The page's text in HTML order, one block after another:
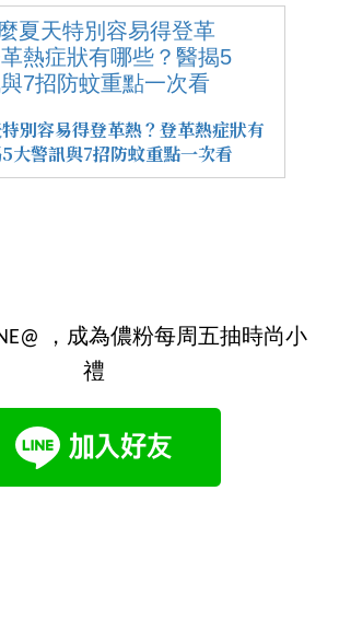
別容易得登革熱？登革熱症狀有
大警訊與7招防蚊重點一次看
，成為儂粉每周五抽時尚小
禮